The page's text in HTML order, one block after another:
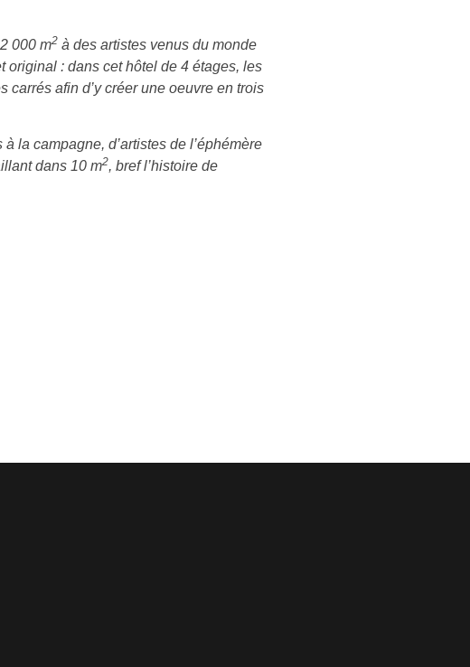
000 m2 à des artistes venus du monde
original : dans cet hôtel de 4 étages, les
carrés afin d’y créer une oeuvre en trois
la campagne, d’artistes de l’éphémère
dans 10 m2, bref l’histoire de